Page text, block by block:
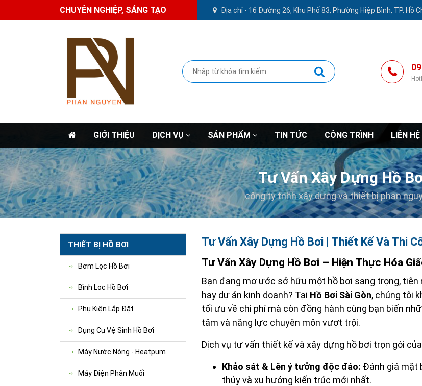
CHUYÊN NGHIỆP, SÁNG TẠO Địa chỉ - 16 Đường 26, Khu Phố 83, Phường Hiệp Bình, TP. Hồ
GIỚI THIỆU DỊCH VỤ SẢN PHẨM TIN TỨC CÔNG TRÌNH LIÊN HỆ
Tư Vấn Xây Dựng Hồ
công ty tnhh xây dựng và thiết bị phan
THIẾT BỊ HỒ BƠI
Bơm Lọc Hồ Bơi
Bình Lọc Hồ Bơi
Phụ Kiện Lắp Đặt
Dụng Cụ Vệ Sinh Hồ Bơi
Máy Nước Nóng - Heatpum
Máy Điện Phân Muối
Tư Vấn Xây Dựng Hồ Bơi | Thiết Kế Và Thi
Tư Vấn Xây Dựng Hồ Bơi – Hiện Thực Hóa
Bạn đang mơ ước sở hữu một hồ bơi sang trọng,
hay dự án kinh doanh? Tại Hồ Bơi Sài Gòn, chúng tôi
tối ưu về chi phí mà còn đồng hành cùng bạn biến
tâm và năng lực chuyên môn vượt trội.
Dịch vụ tư vấn thiết kế và xây dựng hồ bơi trọn gói
Khảo sát & Lên ý tưởng độc đáo: Đánh giá mặt
thủy và xu hướng kiến trúc mới nhất.